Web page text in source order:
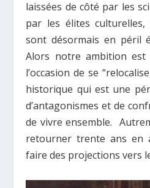
laissées de côté par les
par les élites
sont désormais en péril
Alors notre ambition est
l’occasion de se
historique qui est une
d’antagonismes et de
de vivre ensemble.
retourner trente ans en
faire des projections vers